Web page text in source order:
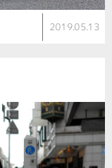
2019.05.13